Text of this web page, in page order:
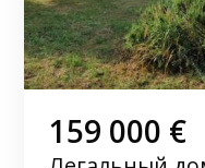
159 000 €